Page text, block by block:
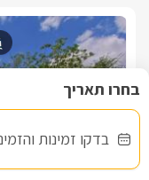
בדקו זמינות